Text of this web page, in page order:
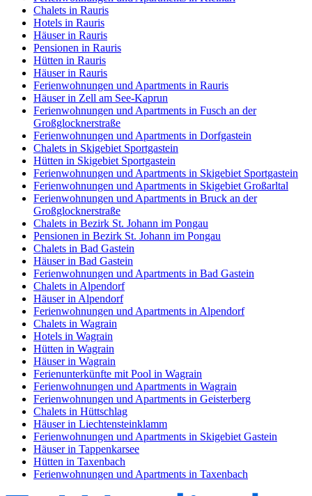
Chalets in Rauris
Hotels in Rauris
Häuser in Rauris
Pensionen in Rauris
Hütten in Rauris
Häuser in Rauris
Ferienwohnungen und Apartments in Rauris
Häuser in Zell am See-Kaprun
Ferienwohnungen und Apartments in Fusch an der
Großglocknerstraße
Ferienwohnungen und Apartments in Dorfgastein
Chalets in Skigebiet Sportgastein
Hütten in Skigebiet Sportgastein
Ferienwohnungen und Apartments in Skigebiet Sportgastein
Ferienwohnungen und Apartments in Skigebiet Großarltal
Ferienwohnungen und Apartments in Bruck an der
Großglocknerstraße
Chalets in Bezirk St. Johann im Pongau
Pensionen in Bezirk St. Johann im Pongau
Chalets in Bad Gastein
Häuser in Bad Gastein
Ferienwohnungen und Apartments in Bad Gastein
Chalets in Alpendorf
Häuser in Alpendorf
Ferienwohnungen und Apartments in Alpendorf
Chalets in Wagrain
Hotels in Wagrain
Hütten in Wagrain
Häuser in Wagrain
Ferienunterkünfte mit Pool in Wagrain
Ferienwohnungen und Apartments in Wagrain
Ferienwohnungen und Apartments in Geisterberg
Chalets in Hüttschlag
Häuser in Liechtensteinklamm
Ferienwohnungen und Apartments in Skigebiet Gastein
Häuser in Tappenkarsee
Hütten in Taxenbach
Ferienwohnungen und Apartments in Taxenbach